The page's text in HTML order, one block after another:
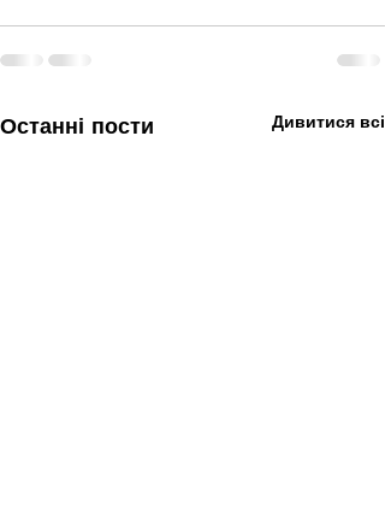
Останні пости Дивитися всі